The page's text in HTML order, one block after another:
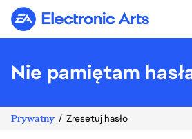
Electronic Arts
Nie pamiętam
Prywatny Zresetuj hasło